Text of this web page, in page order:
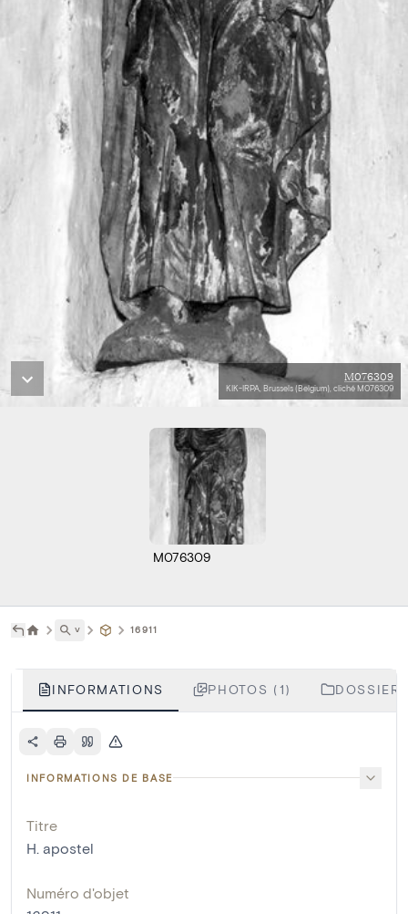
M076309
KIK-IRPA, Brussels (Belgium), cliché M076309
M076309
˅ 16911
INFORMATIONS PHOTOS (1)
INFORMATIONS DE BASE
Titre
H. apostel
Numéro d'objet